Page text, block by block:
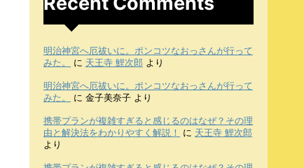
明治神宮へ厄祓いに。ポンコツなおっさんが行って
みた。
に 天王寺 鯉次郎 より
明治神宮へ厄祓いに。ポンコツなおっさんが行って
みた。
に 金子美奈子 より
携帯プランが複雑すぎると感じるのはなぜ？その理
由と解決法をわかりやすく解説！
に 天王寺 鯉次郎
より